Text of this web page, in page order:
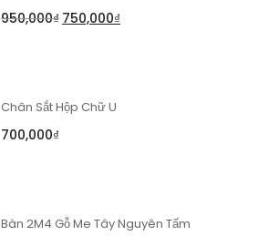
950,000₫ 750,000₫
Chân Sắt Hộp Chữ U
700,000₫
Bàn 2M4 Gỗ Me Tây Nguyên Tấm